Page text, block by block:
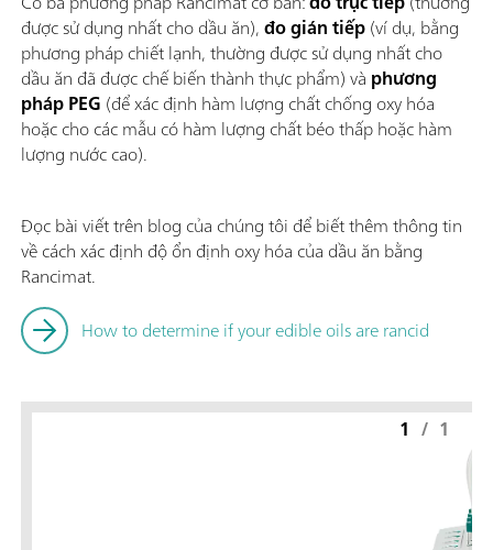
được sử dụng nhất cho dầu ăn),đo gián tiếp(ví dụ, bằng
phương pháp chiết lạnh, thường được sử dụng nhất cho
dầu ăn đã được chế biến thành thực phẩm) và phương
pháp PEG (để xác định hàm lượng chất chống oxy hóa
hoặc cho các mẫu có hàm lượng chất béo thấp hoặc hàm
lượng nước cao).
Đọc bài viết trên blog của chúng tôi để biết thêm thông tin
về cách xác định độ ổn định oxy hóa của dầu ăn bằng
Rancimat.
How to determine if your edible oils are rancid
1 / 1